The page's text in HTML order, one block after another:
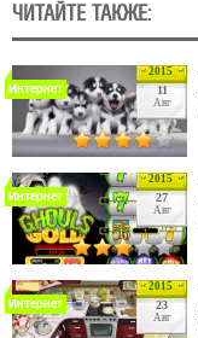
ЧИТАЙТЕ ТАКЖЕ:
2015
11
Авг
Интернет
2015
27
Авг
Интернет
2015
23
Авг
Интернет